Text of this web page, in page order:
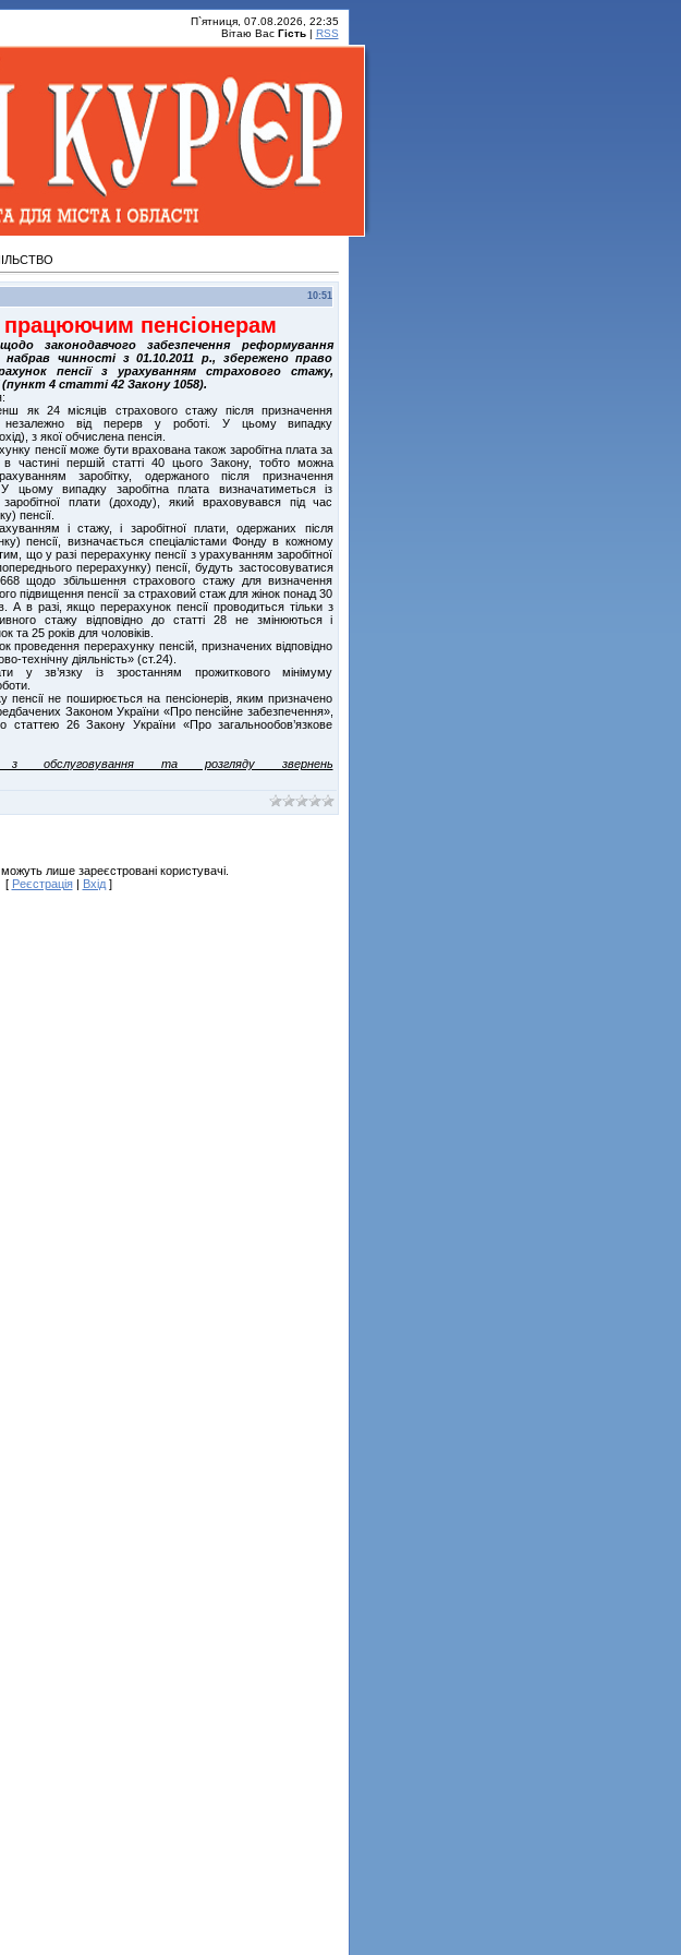
П`ятниця, 07.08.2026, 22:35
Вітаю Вас Гість| RSS
10:51
працюючим пенсіонерам
законодавчого забезпечення реформування
чинності з 01.10.2011 р., збережено право
пенсії з урахуванням страхового стажу,
(пункт 4 статті 42 Закону 1058).
як 24 місяців страхового стажу після призначення
незалежно від перерв у роботі. У цьому випадку
з якої обчислена пенсія.
пенсії може бути врахована також заробітна плата за
в частині першій статті 40 цього Закону, тобто можна
заробітку, одержаного після призначення
цьому випадку заробітна плата визначатиметься із
плати (доходу), який враховувався під час
пенсії.
і стажу, і заробітної плати, одержаних після
пенсії, визначається спеціалістами Фонду в кожному
що у разі перерахунку пенсії з урахуванням заробітної
перерахунку) пенсії, будуть застосовуватися
щодо збільшення страхового стажу для визначення
підвищення пенсії за страховий стаж для жінок понад 30
А в разі, якщо перерахунок пенсії проводиться тільки з
стажу відповідно до статті 28 не змінюються і
та 25 років для чоловіків.
проведення перерахунку пенсій, призначених відповідно
технічну діяльність» (ст.24).
у зв’язку із зростанням прожиткового мінімуму
не поширюється на пенсіонерів, яким призначено
Законом України «Про пенсійне забезпечення»,
статтею 26 Закону України «Про загальнообов’язкове
з обслуговування та розгляду звернень
лише зареєстровані користувачі.
[ Реєстрація| Вхід]